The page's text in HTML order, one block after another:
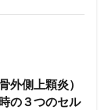
外側上顆炎）
の３つのセル